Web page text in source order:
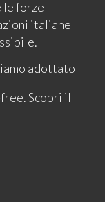
forze
italiane
adottato
Scopri il